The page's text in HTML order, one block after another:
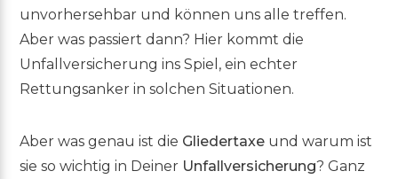
unvorhersehbar und können uns alle treffen.
Aber was passiert dann? Hier kommt die
Unfallversicherung ins Spiel, ein echter
Rettungsanker in solchen Situationen.
Aber was genau ist die Gliedertaxe und warum ist
sie so wichtig in Deiner Unfallversicherung? Ganz